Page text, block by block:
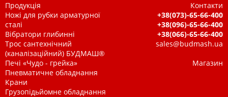
Продукція
Ножі для рубки арматурної
сталі
Вібратори глибинні
Трос сантехнічний
(каналізаційний) БУДМАШ®
Печі «Чудо - грейка»
Пневматичне обладнання
Крани
Грузопідьйомне обладнання
Контакти
+38(073)-65-66-400
+38(096)-65-66-400
+38(066)-65-66-400
sales@budmash.ua
Магазин